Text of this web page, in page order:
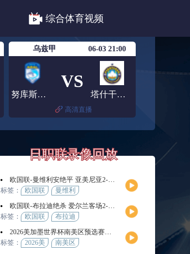
综合体育视频
乌兹甲 06-03 21:00
努库斯咸海
VS
塔什干棉农B队
高清直播
日职联录像回放
欧国联-曼维利安绝平 亚美尼亚2-2法罗群岛
标签：
欧国联
曼维利
欧国联-布拉迪绝杀 爱尔兰客场2-1逆转芬兰
标签：
欧国联 布拉迪
2026美加墨世界杯南美区预选赛第9轮全场集锦
标签：
2026美
南美区